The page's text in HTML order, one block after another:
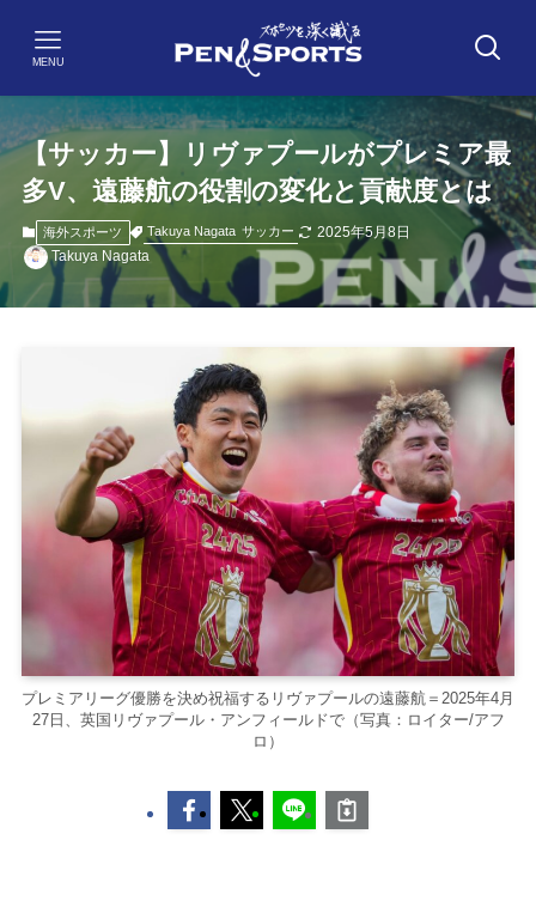
MENU
【サッカー】リヴァプールがプレミア最
多V、遠藤航の役割の変化と貢献度とは
海外スポーツ Takuya Nagata サッカー
2025年5月8日
Takuya Nagata
プレミアリーグ優勝を決め祝福するリヴァプールの遠藤航＝2025年4月
27日、英国リヴァプール・アンフィールドで（写真：ロイター/アフ
ロ）